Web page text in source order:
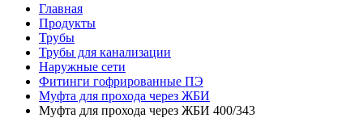
Главная
Продукты
Трубы
Трубы для канализации
Наружные сети
Фитинги гофрированные ПЭ
Муфта для прохода через ЖБИ
Муфта для прохода через ЖБИ 400/343